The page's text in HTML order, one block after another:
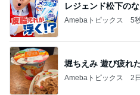
レジェンド松下の
Amebaトピックス 5
堀ちえみ 遊び疲れ
Amebaトピックス 2